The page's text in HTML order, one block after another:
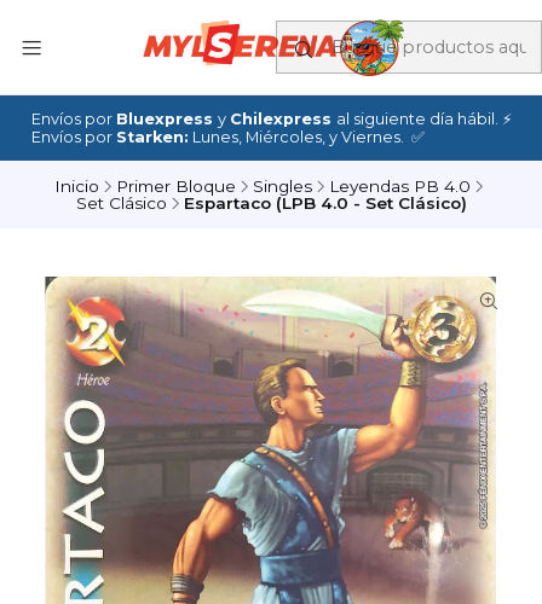
Envíos por Bluexpress y Chilexpress al siguiente día hábil. ⚡
Envíos por Starken: Lunes, Miércoles, y Viernes. ✅
Inicio Primer Bloque Singles
Leyendas PB 4.0
Set Clásico
Espartaco (LPB 4.0 - Set Clásico)